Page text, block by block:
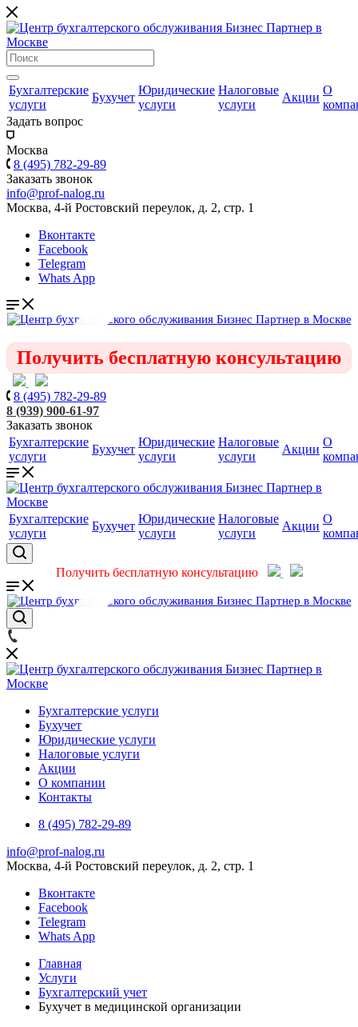
Бухгалтерские
услуги
Бухучет
Юридические
услуги
Налоговые
услуги
Акции
О
Задать вопрос
Москва
8 (495) 782-29-89
Заказать звонок
info@prof-nalog.ru
Москва, 4-й Ростовский переулок, д. 2, стр. 1
Вконтакте
Facebook
Telegram
Whats App
Получить бесплатную консультацию
8 (495) 782-29-89
8 (939) 900-61-97
Заказать звонок
Бухгалтерские
услуги
Бухучет
Юридические
услуги
Налоговые
услуги
Акции
О
Бухгалтерские
услуги
Бухучет
Юридические
услуги
Налоговые
услуги
Акции
О
Получить бесплатную консультацию
Бухгалтерские услуги
Бухучет
Юридические услуги
Налоговые услуги
Акции
О компании
Контакты
8 (495) 782-29-89
info@prof-nalog.ru
Москва, 4-й Ростовский переулок, д. 2, стр. 1
Вконтакте
Facebook
Telegram
Whats App
Главная
Услуги
Бухгалтерский учет
Бухучет в медицинской организации